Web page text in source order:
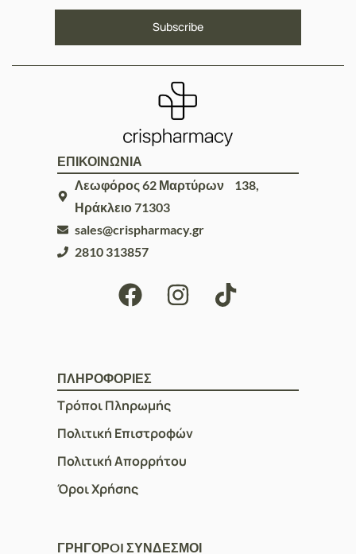
ΕΠΙΚΟΙΝΩΝΙΑ
Λεωφόρος 62 Μαρτύρων 138,
Ηράκλειο 71303
sales@crispharmacy.gr
2810 313857
ΠΛΗΡΟΦΟΡΙΕΣ
Τρόποι Πληρωμής
Πολιτική Επιστροφών
Πολιτική Απορρήτου
Όροι Χρήσης
ΓΡΗΓΟΡOI ΣΥΝΔΕΣΜΟΙ